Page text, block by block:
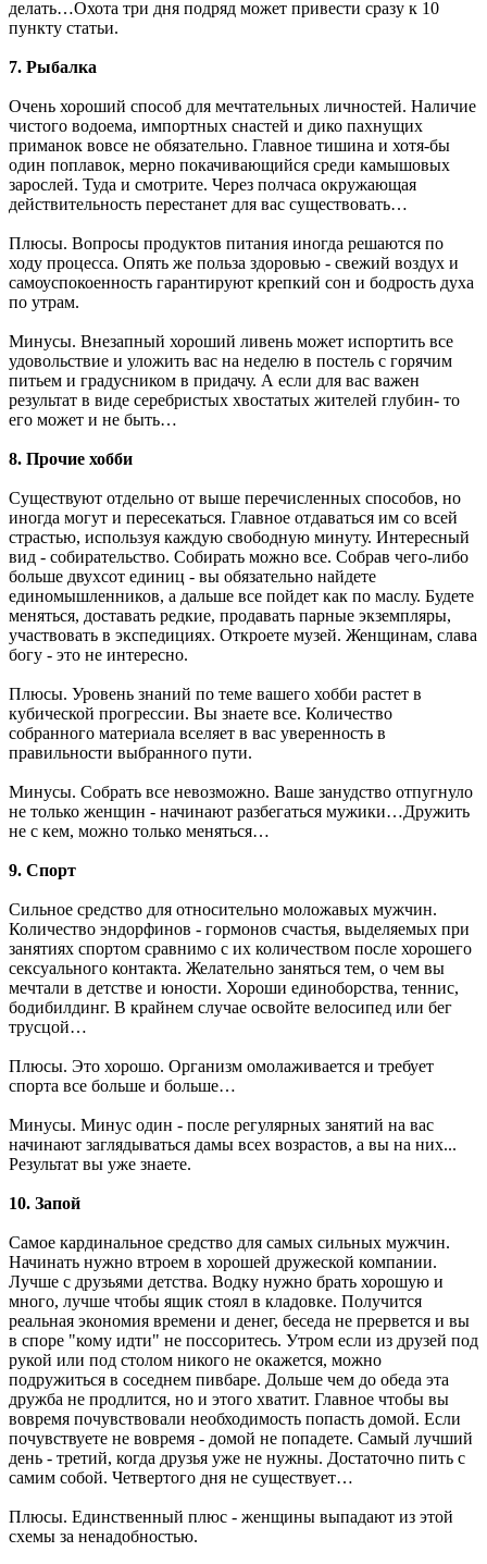
делать…Охота три дня подряд может привести сразу к 10
пункту статьи.
7. Рыбалка
Очень хороший способ для мечтательных личностей. Наличие
чистого водоема, импортных снастей и дико пахнущих
приманок вовсе не обязательно. Главное тишина и хотя-бы
один поплавок, мерно покачивающийся среди камышовых
зарослей. Туда и смотрите. Через полчаса окружающая
действительность перестанет для вас существовать…
Плюсы. Вопросы продуктов питания иногда решаются по
ходу процесса. Опять же польза здоровью - свежий воздух и
самоуспокоенность гарантируют крепкий сон и бодрость духа
по утрам.
Минусы. Внезапный хороший ливень может испортить все
удовольствие и уложить вас на неделю в постель с горячим
питьем и градусником в придачу. А если для вас важен
результат в виде серебристых хвостатых жителей глубин- то
его может и не быть…
8. Прочие хобби
Существуют отдельно от выше перечисленных способов, но
иногда могут и пересекаться. Главное отдаваться им со всей
страстью, используя каждую свободную минуту. Интересный
вид - собирательство. Собирать можно все. Собрав чего-либо
больше двухсот единиц - вы обязательно найдете
единомышленников, а дальше все пойдет как по маслу. Будете
меняться, доставать редкие, продавать парные экземпляры,
участвовать в экспедициях. Откроете музей. Женщинам, слава
богу - это не интересно.
Плюсы. Уровень знаний по теме вашего хобби растет в
кубической прогрессии. Вы знаете все. Количество
собранного материала вселяет в вас уверенность в
правильности выбранного пути.
Минусы. Собрать все невозможно. Ваше занудство отпугнуло
не только женщин - начинают разбегаться мужики…Дружить
не с кем, можно только меняться…
9. Спорт
Сильное средство для относительно моложавых мужчин.
Количество эндорфинов - гормонов счастья, выделяемых при
занятиях спортом сравнимо с их количеством после хорошего
сексуального контакта. Желательно заняться тем, о чем вы
мечтали в детстве и юности. Хороши единоборства, теннис,
бодибилдинг. В крайнем случае освойте велосипед или бег
трусцой…
Плюсы. Это хорошо. Организм омолаживается и требует
спорта все больше и больше…
Минусы. Минус один - после регулярных занятий на вас
начинают заглядываться дамы всех возрастов, а вы на них...
Результат вы уже знаете.
10. Запой
Самое кардинальное средство для самых сильных мужчин.
Начинать нужно втроем в хорошей дружеской компании.
Лучше с друзьями детства. Водку нужно брать хорошую и
много, лучше чтобы ящик стоял в кладовке. Получится
реальная экономия времени и денег, беседа не прервется и вы
в споре "кому идти" не поссоритесь. Утром если из друзей под
рукой или под столом никого не окажется, можно
подружиться в соседнем пивбаре. Дольше чем до обеда эта
дружба не продлится, но и этого хватит. Главное чтобы вы
вовремя почувствовали необходимость попасть домой. Если
почувствуете не вовремя - домой не попадете. Самый лучший
день - третий, когда друзья уже не нужны. Достаточно пить с
самим собой. Четвертого дня не существует…
Плюсы. Единственный плюс - женщины выпадают из этой
схемы за ненадобностью.